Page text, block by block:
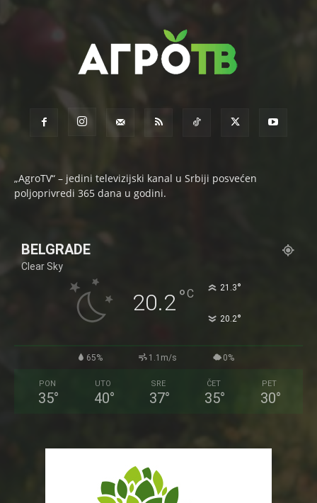
„AgroTV“ – jedini televizijski kanal u Srbiji posvećen
poljoprivredi 365 dana u godini.
BELGRADE
Clear Sky
20.2°C 21.3°
20.2°
65% 1.1m/s 0%
PON
35°
UTO
40°
SRE
37°
ČET
35°
PET
30°